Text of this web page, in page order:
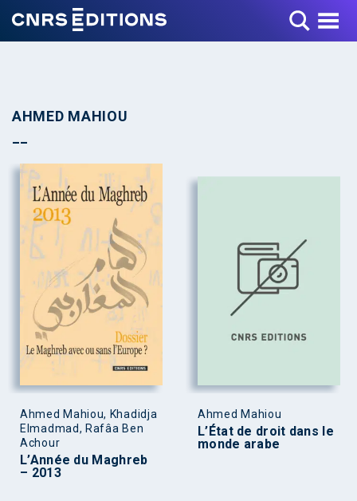
Toggle Menu
AHMED MAHIOU
Ahmed Mahiou, Khadidja
Elmadmad, Rafâa Ben
Achour
L’Année du Maghreb
– 2013
Ahmed Mahiou
L’État de droit dans le
monde arabe